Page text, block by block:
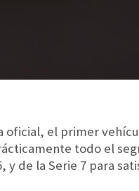
oficial, el primer
todo el
de la Serie 7 para